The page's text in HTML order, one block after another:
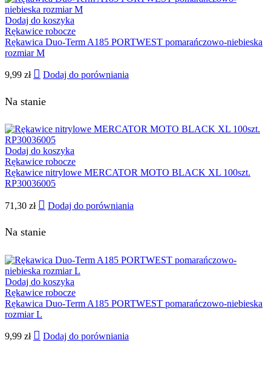
Dodaj do koszyka
Rękawice robocze
Rękawica Duo-Term A185 PORTWEST pomarańczowo-niebieska
rozmiar M
9,99 zł Dodaj do porówniania
Na stanie
Dodaj do koszyka
Rękawice robocze
Rękawice nitrylowe MERCATOR MOTO BLACK XL 100szt.
RP30036005
71,30 zł Dodaj do porówniania
Na stanie
Dodaj do koszyka
Rękawice robocze
Rękawica Duo-Term A185 PORTWEST pomarańczowo-niebieska
rozmiar L
9,99 zł Dodaj do porówniania